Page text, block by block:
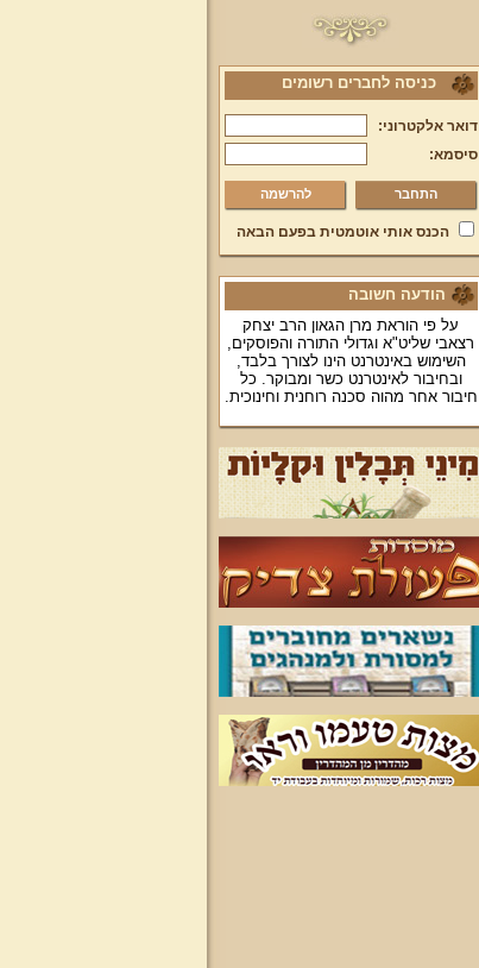
כניסה לחברים רשומים
דואר אלקטרוני:
סיסמא:
להרשמה
הכנס אותי אוטמטית בפעם הבאה
הודעה חשובה
על פי הוראת מרן הגאון הרב יצחק
רצאבי שליט"א וגדולי התורה והפוסקים,
השימוש באינטרנט הינו לצורך בלבד,
ובחיבור לאינטרנט כשר ומבוקר. כל
חיבור אחר מהוה סכנה רוחנית וחינוכית.